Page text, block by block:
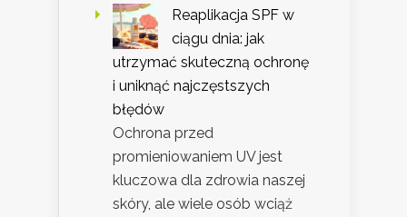
Reaplikacja SPF w
ciągu dnia: jak
utrzymać skuteczną ochronę
i uniknąć najczęstszych
błędów
Ochrona przed
promieniowaniem UV jest
kluczowa dla zdrowia naszej
skóry, ale wiele osób wciąż